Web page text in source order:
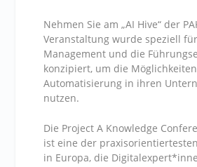
Nehmen Sie am „AI Hive“ der
Veranstaltung wurde speziell
Management und die
konzipiert, um die
Automatisierung in ihren
nutzen.
Die Project A Knowledge
ist eine der
in Europa, die